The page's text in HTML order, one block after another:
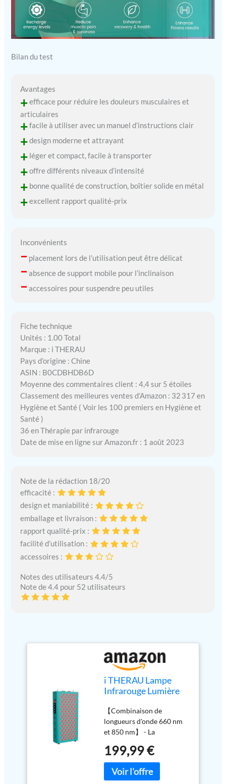
Bilan du test
Avantages
+efficace pour réduire les douleurs musculaires et
articulaires
+facile à utiliser avec un manuel d’instructions clair
+design moderne et attrayant
+ léger et compact, facile à transporter
+offre différents niveaux d’intensité
+ bonne qualité de construction, boîtier solide en métal
+excellent rapport qualité-prix
Inconvénients
– placement lors de l’utilisation peut être délicat
– absence de support mobile pour l’inclinaison
– accessoires pour suspendre peu utiles
Fiche technique
Unités : 1.00 Total
Marque : i THERAU
Pays d’origine : Chine
ASIN : B0CDBHDB6D
Moyenne des commentaires client : 4,4 sur 5 étoiles
Classement des meilleures ventes d’Amazon : 32 317 en
Hygiène et Santé ( Voir les 100 premiers en Hygiène et
Santé )
36 en Thérapie par infrarouge
Date de mise en ligne sur Amazon.fr : 1 août 2023
Note de la rédaction 18/20
efficacité :
design et maniabilité :
emballage et livraison :
rapport qualité-prix :
facilité d’utilisation :
accessoires :
Notes des utilisateurs 4.4/5
Note de 4.4 pour 52 utilisateurs
i THERAU Lampe
Infrarouge Lumière
LEDs 500W
660nm&850nm
Lampe
Luminothérapie
Chauffante avec
Minuteur, Red Light
Therapy Panel pour la
【Combinaison de
longueurs d'onde 660 nm
et 850 nm】 - La
utilise 100 LED 5 W sans
scintillement et sans
champ électromagnétique
199,99 €